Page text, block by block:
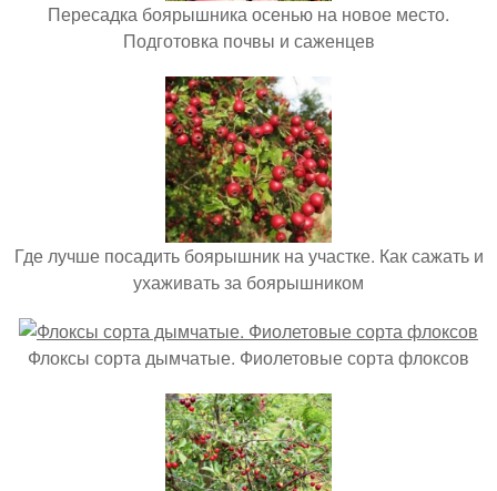
Пересадка боярышника осенью на новое место.
Подготовка почвы и саженцев
Где лучше посадить боярышник на участке. Как сажать и
ухаживать за боярышником
Флоксы сорта дымчатые. Фиолетовые сорта флоксов